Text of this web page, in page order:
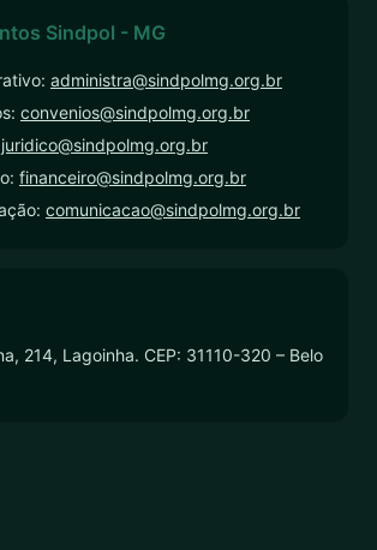
Sindpol - MG
administra@sindpolmg.org.br
convenios@sindpolmg.org.br
juridico@sindpolmg.org.br
financeiro@sindpolmg.org.br
comunicacao@sindpolmg.org.br
214, Lagoinha. CEP: 31110-320 – Belo